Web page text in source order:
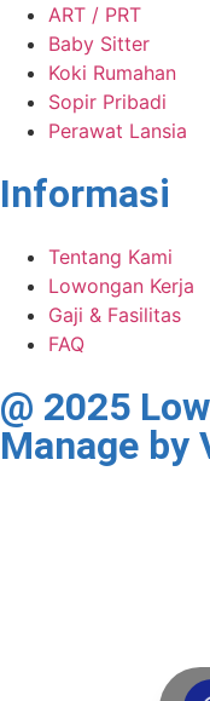
ART / PRT
Baby Sitter
Koki Rumahan
Sopir Pribadi
Perawat Lansia
Informasi
Tentang Kami
Lowongan Kerja
Gaji & Fasilitas
FAQ
@ 2025
Manage by